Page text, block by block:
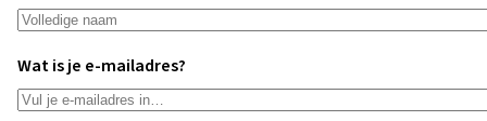
Wat is je e-mailadres?